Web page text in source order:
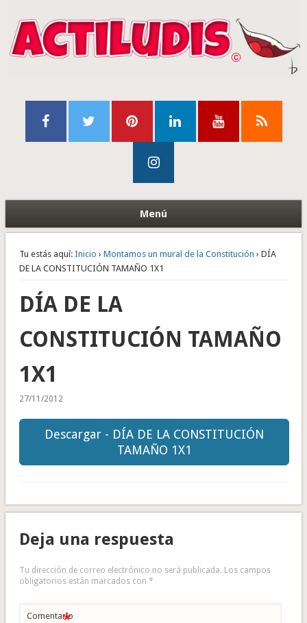
Menú
Tu estás aquí: Inicio › Montamos un mural de la Constitución › DÍA
DE LA CONSTITUCIÓN TAMAÑO 1X1
DÍA DE LA
CONSTITUCIÓN TAMAÑO
1X1
27/11/2012
Descargar - DÍA DE LA CONSTITUCIÓN
TAMAÑO 1X1
Deja una respuesta
Tu dirección de correo electrónico no será publicada. Los campos
obligatorios están marcados con *
Comentario